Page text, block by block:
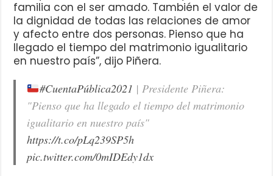
familia con el ser amado. También el valor de
la dignidad de todas las relaciones de amor
y afecto entre dos personas. Pienso que ha
llegado el tiempo del matrimonio igualitario
en nuestro país”, dijo Piñera.
#CuentaPública2021 | Presidente Piñera:
"Pienso que ha llegado el tiempo del matrimonio
igualitario en nuestro país"
https://t.co/pLq239SP5h
pic.twitter.com/0mIDEdy1dx